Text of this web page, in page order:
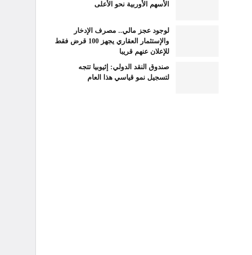
الأسهم الأوربية نحو الأعلى
لوجود عجز مالي.. مصرف الإدخار
والإستثمار العقاري يجهز 100 قرض فقط
للإعلان عنهم قريبا
صندوق النقد الدولي: إثيوبيا تتجه
لتسجيل نمو قياسي هذا العام